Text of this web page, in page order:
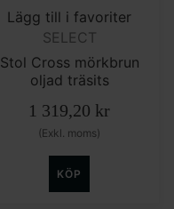
Lägg till i favoriter
SELECT
Stol Cross mörkbrun
oljad träsits
1 319,20 kr
(Exkl. moms)
KÖP